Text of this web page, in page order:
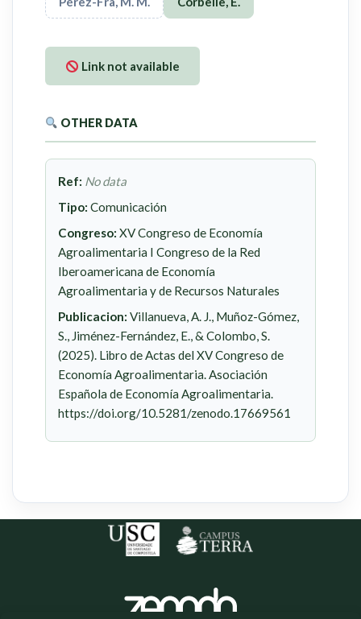
Link not available
OTHER DATA
Ref: No data
Tipo: Comunicación
Congreso: XV Congreso de Economía
Agroalimentaria I Congreso de la Red
Iberoamericana de Economía
Agroalimentaria y de Recursos Naturales
Publicacion: Villanueva, A. J., Muñoz-Gómez,
S., Jiménez-Fernández, E., & Colombo, S.
(2025). Libro de Actas del XV Congreso de
Economía Agroalimentaria. Asociación
Española de Economía Agroalimentaria.
https://doi.org/10.5281/zenodo.17669561